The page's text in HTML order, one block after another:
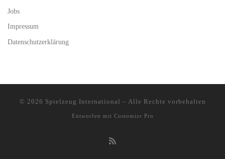
Jobs
Impressum
Datenschutzerklärung
© 2026 Spielzeug International – Alle Rechte vorbehalten
Entworfen mit Customizr Pro